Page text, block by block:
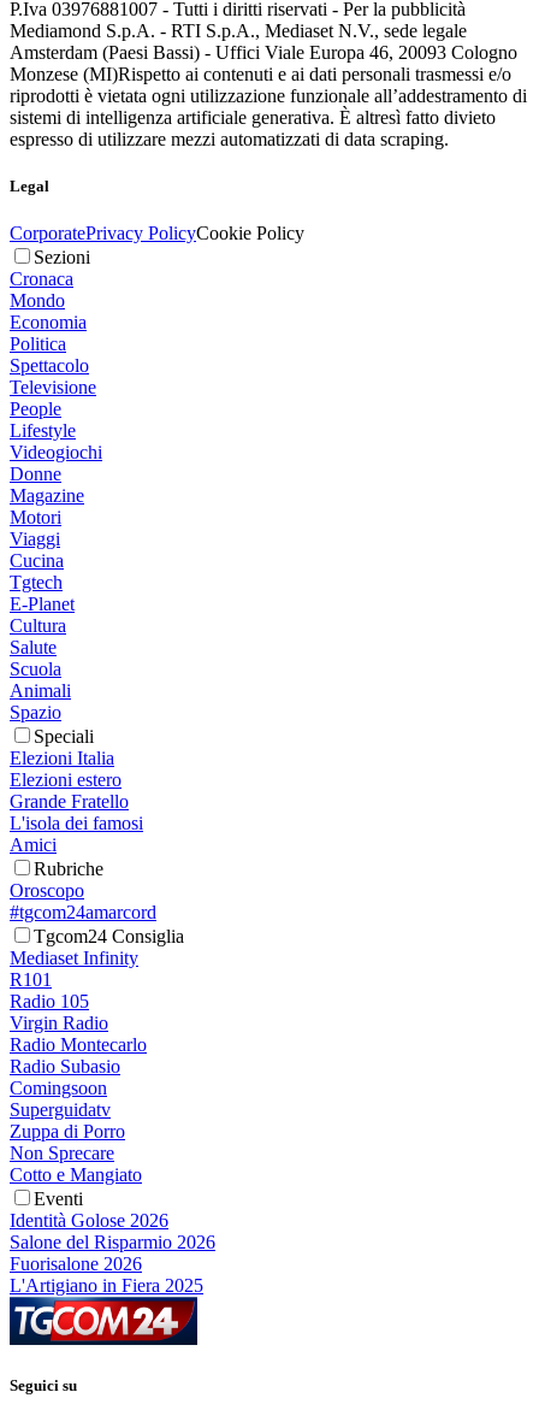
P.Iva 03976881007 - Tutti i diritti riservati - Per la pubblicità
Mediamond S.p.A. - RTI S.p.A., Mediaset N.V., sede legale
Amsterdam (Paesi Bassi) - Uffici Viale Europa 46, 20093 Cologno
Monzese (MI)Rispetto ai contenuti e ai dati personali trasmessi e/o
riprodotti è vietata ogni utilizzazione funzionale all’addestramento di
sistemi di intelligenza artificiale generativa. È altresì fatto divieto
espresso di utilizzare mezzi automatizzati di data scraping.
Legal
CorporatePrivacy PolicyCookie Policy
Sezioni
Cronaca
Mondo
Economia
Politica
Spettacolo
Televisione
People
Lifestyle
Videogiochi
Donne
Magazine
Motori
Viaggi
Cucina
Tgtech
E-Planet
Cultura
Salute
Scuola
Animali
Spazio
Speciali
Elezioni Italia
Elezioni estero
Grande Fratello
L'isola dei famosi
Amici
Rubriche
Oroscopo
#tgcom24amarcord
Tgcom24 Consiglia
Mediaset Infinity
R101
Radio 105
Virgin Radio
Radio Montecarlo
Radio Subasio
Comingsoon
Superguidatv
Zuppa di Porro
Non Sprecare
Cotto e Mangiato
Eventi
Identità Golose 2026
Salone del Risparmio 2026
Fuorisalone 2026
L'Artigiano in Fiera 2025
Seguici su